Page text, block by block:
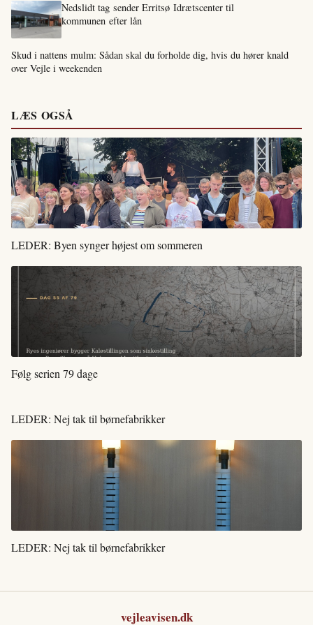
Nedslidt tag sender Erritsø Idrætscenter til
kommunen efter lån
Skud i nattens mulm: Sådan skal du forholde dig, hvis du hører knald
over Vejle i weekenden
LÆS OGSÅ
LEDER: Byen synger højest om sommeren
Følg serien 79 dage
LEDER: Nej tak til børnefabrikker
LEDER: Nej tak til børnefabrikker
vejleavisen.dk